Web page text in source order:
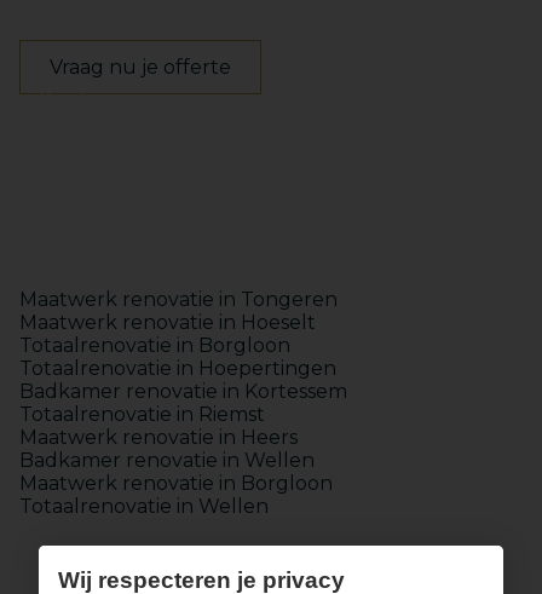
Vraag nu je offerte
Keukens
Maatwerk renovatie in Tongeren
Maatwerk renovatie in Hoeselt
Totaalrenovatie in Borgloon
Totaalrenovatie in Hoepertingen
Badkamer renovatie in Kortessem
Totaalrenovatie in Riemst
Maatwerk renovatie in Heers
Badkamer renovatie in Wellen
Maatwerk renovatie in Borgloon
Totaalrenovatie in Wellen
Wij respecteren je privacy